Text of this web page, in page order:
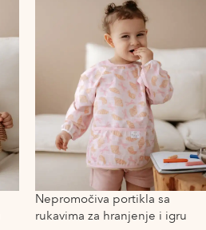
Nepromočiva portikla sa
rukavima za hranjenje i igru